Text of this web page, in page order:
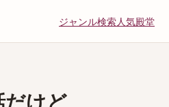
ジャンル検索人気殿堂
だけど